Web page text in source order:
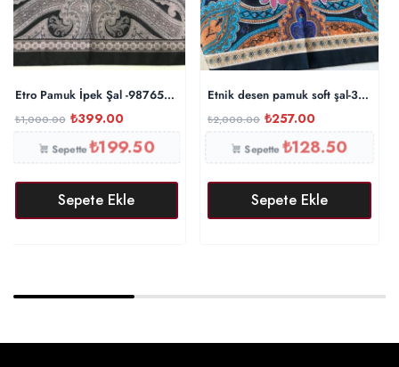
Etro Pamuk İpek Şal -987654 gri siyah
₺1,000.00 ₺399.00
Sepette₺199.50
Sepete Ekle
Etnik desen pamuk soft şal-321654
₺2,000.00 ₺257.00
Sepette₺128.50
Sepete Ekle